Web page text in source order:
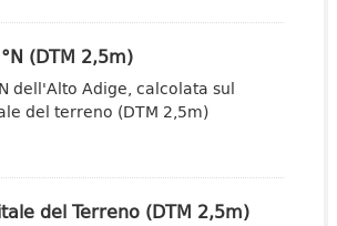
(DTM 2,5m)
dell'Alto Adige, calcolata sul
del terreno (DTM 2,5m)
del Terreno (DTM 2,5m)